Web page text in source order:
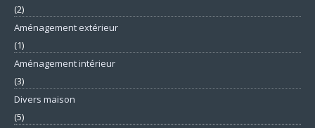
(2)
Aménagement extérieur
(1)
Aménagement intérieur
(3)
Divers maison
(5)